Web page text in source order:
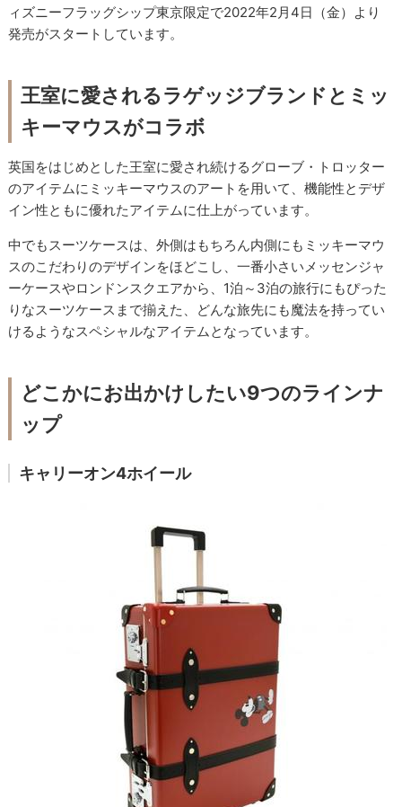
ィズニーフラッグシップ東京限定で2022年2月4日（金）より
発売がスタートしています。
王室に愛されるラゲッジブランドとミッ
キーマウスがコラボ
英国をはじめとした王室に愛され続けるグローブ・トロッター
のアイテムにミッキーマウスのアートを用いて、機能性とデザ
イン性ともに優れたアイテムに仕上がっています。
中でもスーツケースは、外側はもちろん内側にもミッキーマウ
スのこだわりのデザインをほどこし、一番小さいメッセンジャ
ーケースやロンドンスクエアから、1泊～3泊の旅行にもぴった
りなスーツケースまで揃えた、どんな旅先にも魔法を持ってい
けるようなスペシャルなアイテムとなっています。
どこかにお出かけしたい9つのラインナ
ップ
キャリーオン4ホイール